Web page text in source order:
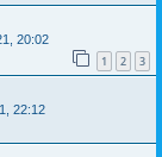
20:02
1 2 3
22:12